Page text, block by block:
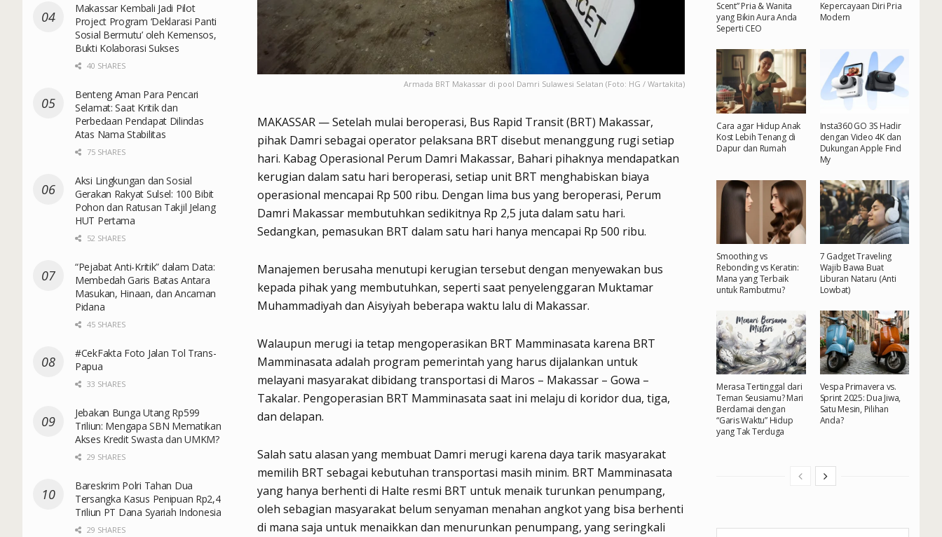
Armada BRT Makassar di pool Damri Sulawesi Selatan (Foto: HG / Wartakita)
MAKASSAR — Setelah mulai beroperasi, Bus Rapid Transit (BRT) Makassar,
pihak Damri sebagai operator pelaksana BRT disebut menanggung rugi setiap
hari. Kabag Operasional Perum Damri Makassar, Bahari pihaknya mendapatkan
kerugian dalam satu hari beroperasi, setiap unit BRT menghabiskan biaya
operasional mencapai Rp 500 ribu. Dengan lima bus yang beroperasi, Perum
Damri Makassar membutuhkan sedikitnya Rp 2,5 juta dalam satu hari.
Sedangkan, pemasukan BRT dalam satu hari hanya mencapai Rp 500 ribu.
Manajemen berusaha menutupi kerugian tersebut dengan menyewakan bus
kepada pihak yang membutuhkan, seperti saat penyelenggaran Muktamar
Muhammadiyah dan Aisyiyah beberapa waktu lalu di Makassar.
Walaupun merugi ia tetap mengoperasikan BRT Mamminasata karena BRT
Mamminasata adalah program pemerintah yang harus dijalankan untuk
melayani masyarakat dibidang transportasi di Maros – Makassar – Gowa –
Takalar. Pengoperasian BRT Mamminasata saat ini melaju di koridor dua, tiga,
dan delapan.
Salah satu alasan yang membuat Damri merugi karena daya tarik masyarakat
memilih BRT sebagai kebutuhan transportasi masih minim. BRT Mamminasata
yang hanya berhenti di Halte resmi BRT untuk menaik turunkan penumpang,
oleh sebagian masyarakat belum senyaman menahan angkot yang bisa berhenti
di mana saja untuk menaikkan dan menurunkan penumpang, yang seringkali
Makassar Kembali Jadi Pilot
Project Program ‘Deklarasi Panti
Sosial Bermutu’ oleh Kemensos,
Bukti Kolaborasi Sukses
40 SHARES
Benteng Aman Para Pencari
Selamat: Saat Kritik dan
Perbedaan Pendapat Dilindas
Atas Nama Stabilitas
75 SHARES
Aksi Lingkungan dan Sosial
Gerakan Rakyat Sulsel: 100 Bibit
Pohon dan Ratusan Takjil Jelang
HUT Pertama
52 SHARES
“Pejabat Anti-Kritik” dalam Data:
Membedah Garis Batas Antara
Masukan, Hinaan, dan Ancaman
Pidana
45 SHARES
#CekFakta Foto Jalan Tol Trans-
Papua
33 SHARES
Jebakan Bunga Utang Rp599
Triliun: Mengapa SBN Mematikan
Akses Kredit Swasta dan UMKM?
29 SHARES
Bareskrim Polri Tahan Dua
Tersangka Kasus Penipuan Rp2,4
Triliun PT Dana Syariah Indonesia
29 SHARES
Scent” Pria & Wanita
yang Bikin Aura Anda
Seperti CEO
Kepercayaan Diri Pria
Modern
Cara agar Hidup Anak
Kost Lebih Tenang di
Dapur dan Rumah
Insta360 GO 3S Hadir
dengan Video 4K dan
Dukungan Apple Find
My
Smoothing vs
Rebonding vs Keratin:
Mana yang Terbaik
untuk Rambutmu?
7 Gadget Traveling
Wajib Bawa Buat
Liburan Nataru (Anti
Lowbat)
Merasa Tertinggal dari
Teman Seusiamu? Mari
Berdamai dengan
“Garis Waktu” Hidup
yang Tak Terduga
Vespa Primavera vs.
Sprint 2025: Dua Jiwa,
Satu Mesin, Pilihan
Anda?